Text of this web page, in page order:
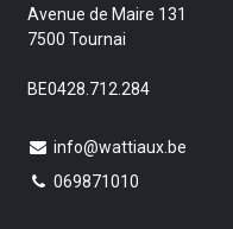
Avenue de Maire 131
7500 Tournai
BE0428.712.284
info@wattiaux.be
069871010